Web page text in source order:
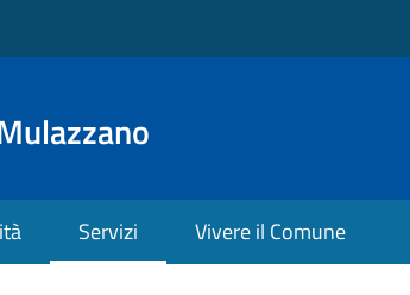
Servizi Vivere il Comune